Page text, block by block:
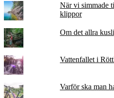
När vi simmade
klippor
Om det allra
Vattenfallet i
Varför ska man